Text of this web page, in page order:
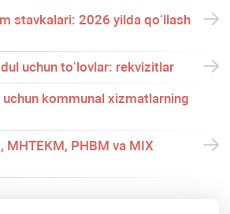
stavkalari: 2026 yilda qoʻllash
uchun toʻlovlar: rekvizitlar
kommunal хizmatlarning
MHTEKM, PHBM va MIX